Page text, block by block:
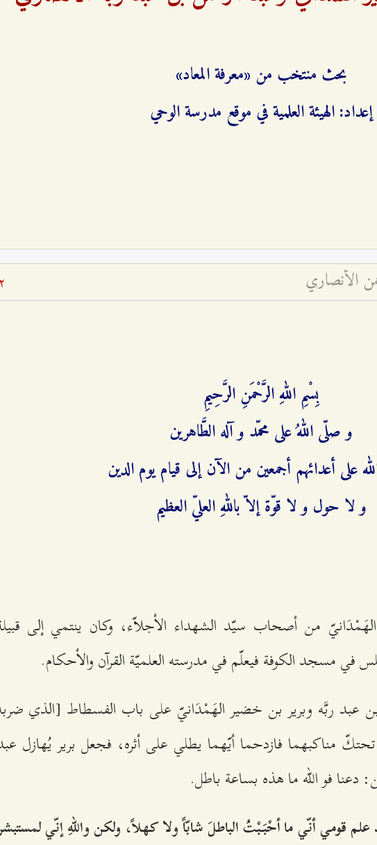
بحث منتخب من «معرفة المعاد»
إعداد: الهيئة العلمية في موقع مدرسة الوحي
الأنصاري
بِسْمِ اللهِ الرَّحْمَنِ الرَّحِيمِ‌
و صلّى اللهُ على محمّد و آله الطَّاهرين‌
على أعدائهم أجمعين من الآن إلى قيام يوم الدين
و لا حول و لا قوّة إلاّ باللهِ العليّ العظيم‌
من أصحاب سيّد الشهداء الأجلاّء، وكان ينتمي إلى
في مسجد الكوفة فيعلّم في مدرسته العلميّة القرآن والأحكام.
عبد ربَّه وبرير بن خضير الهَمْدَانيّ على باب الفسطاط [الذي
مناكبهما فازدحما أيّهما يطلي على أثره، فجعل برير يُهازل
دعنا فو الله ما هذه بساعة باطل.
علم قومي أنّي ما أحْبَبْتُ الباطلَ شابّاً ولا كهلاً، ولكن واللهِ إنّي